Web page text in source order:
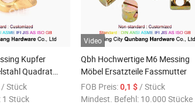
Kupfer
Quadrat
/ Stück
1 Stück
Video
Qbh Hochwertige M6 Messing
Möbel Ersatzteile Fassmutter
FOB Preis:0,1 $/ Stück
Mindest. Befehl: 10.000 Stücke